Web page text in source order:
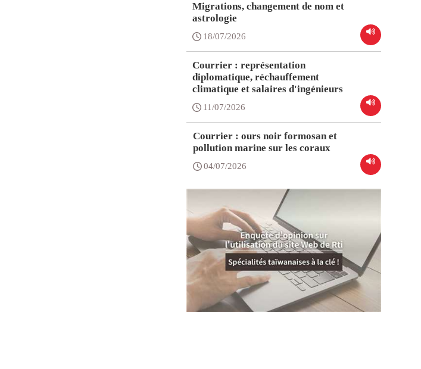
Migrations, changement de nom et
astrologie
18/07/2026
Courrier : représentation
diplomatique, réchauffement
climatique et salaires d'ingénieurs
11/07/2026
Courrier : ours noir formosan et
pollution marine sur les coraux
04/07/2026